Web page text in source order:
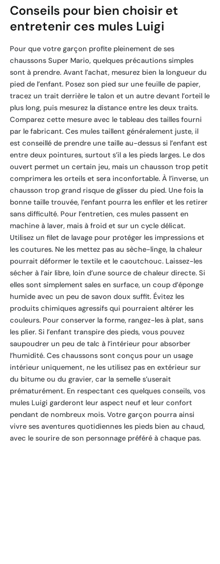
Conseils pour bien choisir et
entretenir ces mules Luigi
Pour que votre garçon profite pleinement de ses
chaussons Super Mario, quelques précautions simples
sont à prendre. Avant l’achat, mesurez bien la longueur du
pied de l’enfant. Posez son pied sur une feuille de papier,
tracez un trait derrière le talon et un autre devant l’orteil le
plus long, puis mesurez la distance entre les deux traits.
Comparez cette mesure avec le tableau des tailles fourni
par le fabricant. Ces mules taillent généralement juste, il
est conseillé de prendre une taille au-dessus si l’enfant est
entre deux pointures, surtout s’il a les pieds larges. Le dos
ouvert permet un certain jeu, mais un chausson trop petit
comprimera les orteils et sera inconfortable. À l’inverse, un
chausson trop grand risque de glisser du pied. Une fois la
bonne taille trouvée, l’enfant pourra les enfiler et les retirer
sans difficulté. Pour l’entretien, ces mules passent en
machine à laver, mais à froid et sur un cycle délicat.
Utilisez un filet de lavage pour protéger les impressions et
les coutures. Ne les mettez pas au sèche-linge, la chaleur
pourrait déformer le textile et le caoutchouc. Laissez-les
sécher à l’air libre, loin d’une source de chaleur directe. Si
elles sont simplement sales en surface, un coup d’éponge
humide avec un peu de savon doux suffit. Évitez les
produits chimiques agressifs qui pourraient altérer les
couleurs. Pour conserver la forme, rangez-les à plat, sans
les plier. Si l’enfant transpire des pieds, vous pouvez
saupoudrer un peu de talc à l’intérieur pour absorber
l’humidité. Ces chaussons sont conçus pour un usage
intérieur uniquement, ne les utilisez pas en extérieur sur
du bitume ou du gravier, car la semelle s’userait
prématurément. En respectant ces quelques conseils, vos
mules Luigi garderont leur aspect neuf et leur confort
pendant de nombreux mois. Votre garçon pourra ainsi
vivre ses aventures quotidiennes les pieds bien au chaud,
avec le sourire de son personnage préféré à chaque pas.